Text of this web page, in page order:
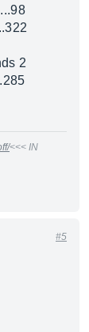
2
<<< IN
#5